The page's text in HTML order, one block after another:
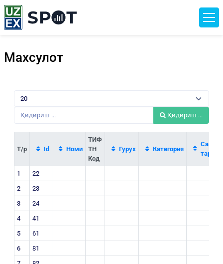
Махсулот
Қидириш ...
Т/р Id Номи
ТИФ
ТН
Код
Гурух Категория
Саноат
1
22
2
23
3
24
4
41
5
61
6
81